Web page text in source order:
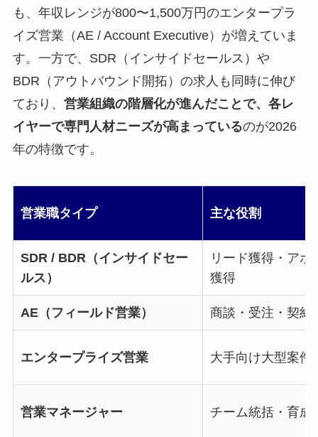
も、年収レンジが800〜1,500万円のエンタープラ
イズ営業（AE / Account Executive）が増えていま
す。一方で、SDR（インサイドセールス）や
BDR（アウトバウンド開拓）の求人も同時に伸び
ており、 営業組織の階層化が進んだことで、各レ
イヤーで専門人材ニーズが高まっているのが2026
年の特徴です。
営業職タイプ 主な役割
SDR / BDR（インサイドセー
ルス）
リード獲得・アポ
獲得
AE（フィールド営業） 商談・受注・契約
エンタープライズ営業 大手向け大型案件
営業マネージャー チーム統括・育成